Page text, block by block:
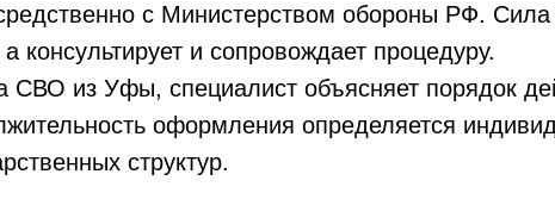
с Министерством обороны РФ.
консультирует и сопровождает процедуру.
СВО из Уфы, специалист объясняет порядок
оформления определяется
структур.